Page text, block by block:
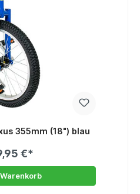
355mm (18") blau
€*